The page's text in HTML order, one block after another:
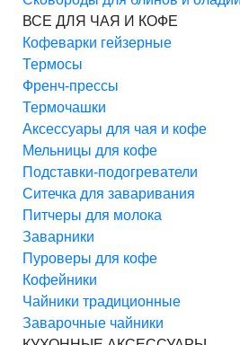
ВСЕ ДЛЯ ЧАЯ И КОФЕ
Кофеварки гейзерные
Термосы
Френч-прессы
Термочашки
Аксессуары для чая и кофе
Мельницы для кофе
Подставки-подогреватели
Ситечка для заваривания
Питчеры для молока
Заварники
Пуроверы для кофе
Кофейники
Чайники традиционные
Заварочные чайники